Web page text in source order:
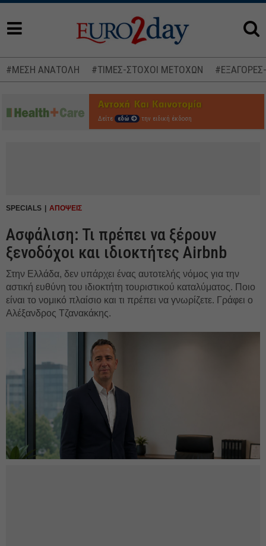
#ΜΕΣΗ ΑΝΑΤΟΛΗ #ΤΙΜΕΣ-ΣΤΟΧΟΙ ΜΕΤΟΧΩΝ
Δείτε εδώ την ειδική έκδοση
SPECIALS ΑΠΟΨΕΙΣ
Ασφάλιση: Τι πρέπει να ξέρουν
ξενοδόχοι και ιδιοκτήτες Airbnb
Στην Ελλάδα, δεν υπάρχει ένας αυτοτελής νόμος για την
αστική ευθύνη του ιδιοκτήτη τουριστικού καταλύματος. Ποιο
είναι το νομικό πλαίσιο και τι πρέπει να γνωρίζετε. Γράφει ο
Αλέξανδρος Τζανακάκης.